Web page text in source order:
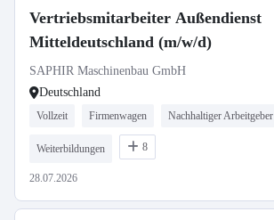
Vertriebsmitarbeiter Außendienst
Mitteldeutschland (m/w/d)
SAPHIR Maschinenbau GmbH
Deutschland
Vollzeit Firmenwagen Nachhaltiger Arbeitgeber
Weiterbildungen 8
28.07.2026